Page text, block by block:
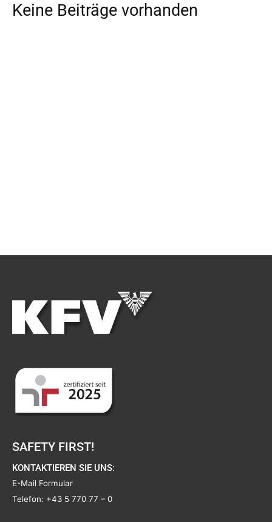
Keine Beiträge vorhanden
SAFETY FIRST!
KONTAKTIEREN SIE UNS:
E-Mail Formular
Telefon: +43 5 770 77 – 0